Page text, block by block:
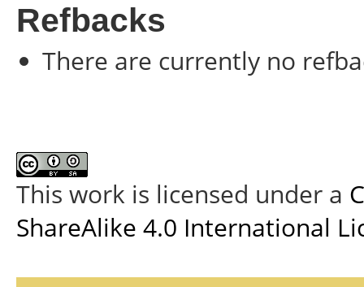
Refbacks
There are currently no
This work is licensed under a
ShareAlike 4.0 International